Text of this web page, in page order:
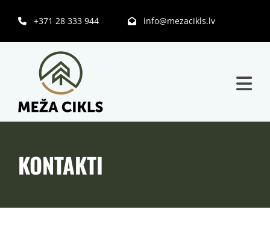
 +371 28 333 944  info@mezacikls.lv
KONTAKTI